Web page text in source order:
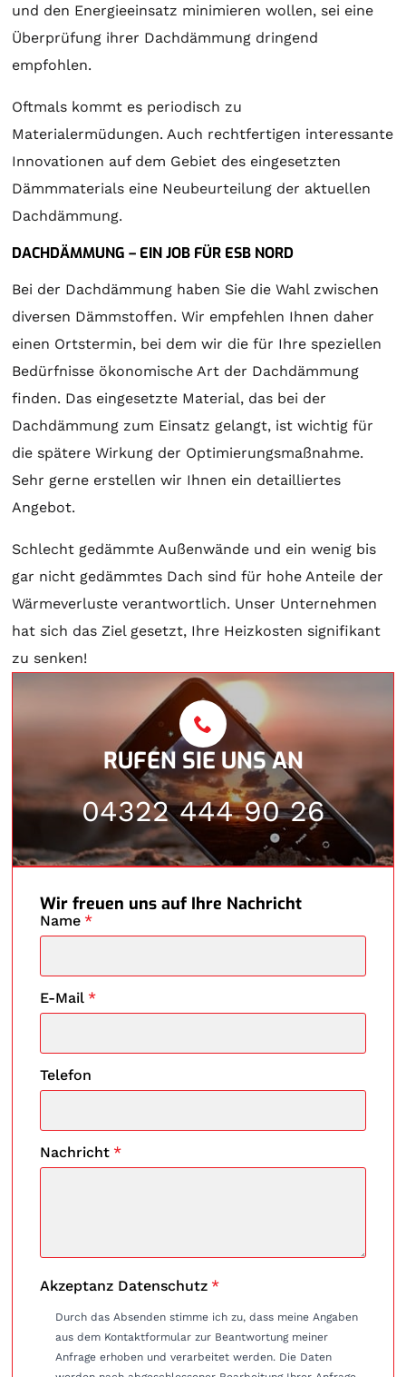
und den Energieeinsatz minimieren wollen, sei eine
Überprüfung ihrer Dachdämmung dringend
empfohlen.
Oftmals kommt es periodisch zu
Materialermüdungen. Auch rechtfertigen interessante
Innovationen auf dem Gebiet des eingesetzten
Dämmmaterials eine Neubeurteilung der aktuellen
Dachdämmung.
DACHDÄMMUNG – EIN JOB FÜR ESB NORD
Bei der Dachdämmung haben Sie die Wahl zwischen
diversen Dämmstoffen. Wir empfehlen Ihnen daher
einen Ortstermin, bei dem wir die für Ihre speziellen
Bedürfnisse ökonomische Art der Dachdämmung
finden. Das eingesetzte Material, das bei der
Dachdämmung zum Einsatz gelangt, ist wichtig für
die spätere Wirkung der Optimierungsmaßnahme.
Sehr gerne erstellen wir Ihnen ein detailliertes
Angebot.
Schlecht gedämmte Außenwände und ein wenig bis
gar nicht gedämmtes Dach sind für hohe Anteile der
Wärmeverluste verantwortlich. Unser Unternehmen
hat sich das Ziel gesetzt, Ihre Heizkosten signifikant
zu senken!
RUFEN SIE UNS AN
04322 444 90 26
Wir freuen uns auf Ihre Nachricht
Name *
E-Mail *
Telefon
Nachricht *
Akzeptanz Datenschutz *
Durch das Absenden stimme ich zu, dass meine Angaben
aus dem Kontaktformular zur Beantwortung meiner
Anfrage erhoben und verarbeitet werden. Die Daten